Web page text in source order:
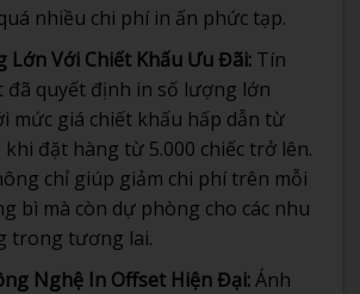
nhiều chi phí in ấn phức tạp.
Lớn Với Chiết Khấu Ưu Đãi:Tín
đã quyết định in số lượng lớn
mức giá chiết khấu hấp dẫn từ
đặt hàng từ 5.000 chiếc trở lên.
chỉ giúp giảm chi phí trên mỗi
bì mà còn dự phòng cho các nhu
trong tương lai.
Nghệ In Offset Hiện Đại:Ánh